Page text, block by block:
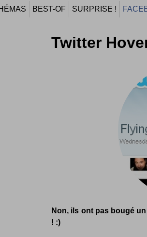
BEST-OF SURPRISE !
Twitter
Non, ils ont pas bougé
! :)